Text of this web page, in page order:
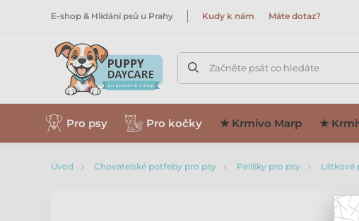
E-shop & Hlídání psů u Prahy Kudy k nám Máte dotaz?
Začněte psát co hledáte
Pro psy Pro kočky ★ Krmivo Marp ★
Úvod Chovatelské potřeby pro psy Pelíšky pro psy Látkové